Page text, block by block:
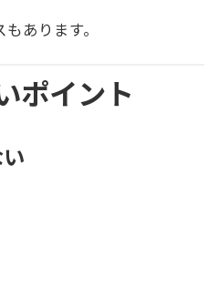
あります。
ポイント